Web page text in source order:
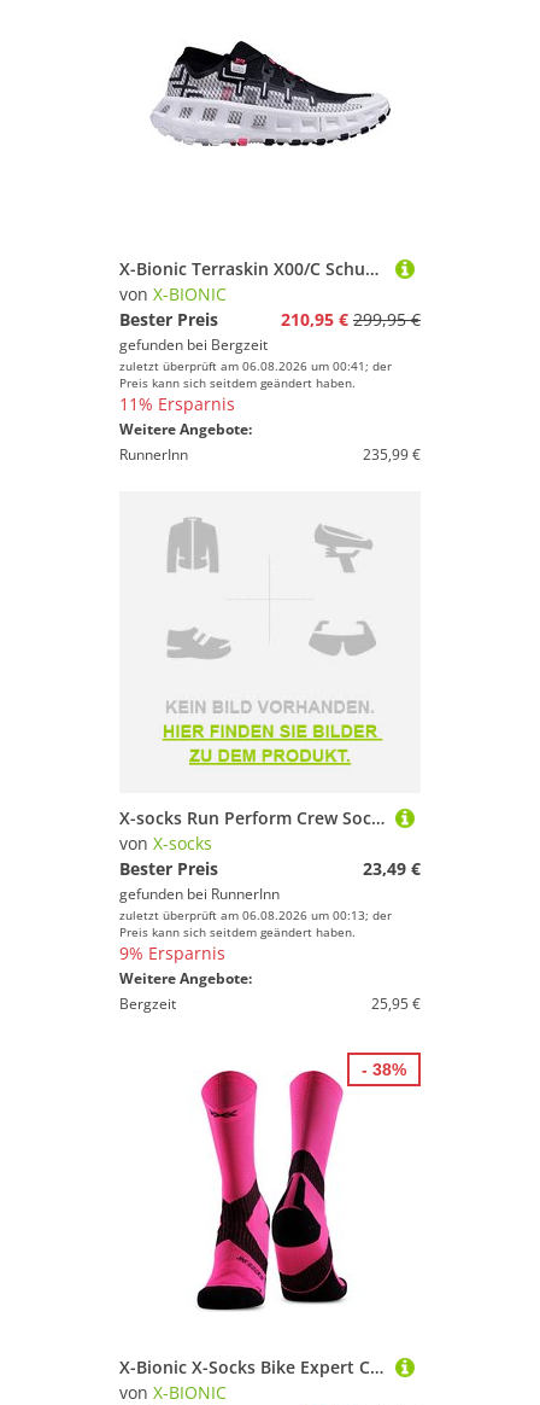
X-Bionic Terraskin X00/C Schuhe
von X-BIONIC
Bester Preis
210,95 € 299,95 €
gefunden bei Bergzeit
zuletzt überprüft am 06.08.2026 um 00:41; der
Preis kann sich seitdem geändert haben.
11% Ersparnis
Weitere Angebote:
RunnerInn
235,99 €
X-socks Run Perform Crew Socks Rosa EU 42-44
von X-socks
Bester Preis
23,49 €
gefunden bei RunnerInn
zuletzt überprüft am 06.08.2026 um 00:13; der
Preis kann sich seitdem geändert haben.
9% Ersparnis
Weitere Angebote:
Bergzeit
25,95 €
X-Bionic X-Socks Bike Expert Crew Socken
von X-BIONIC
- 38%